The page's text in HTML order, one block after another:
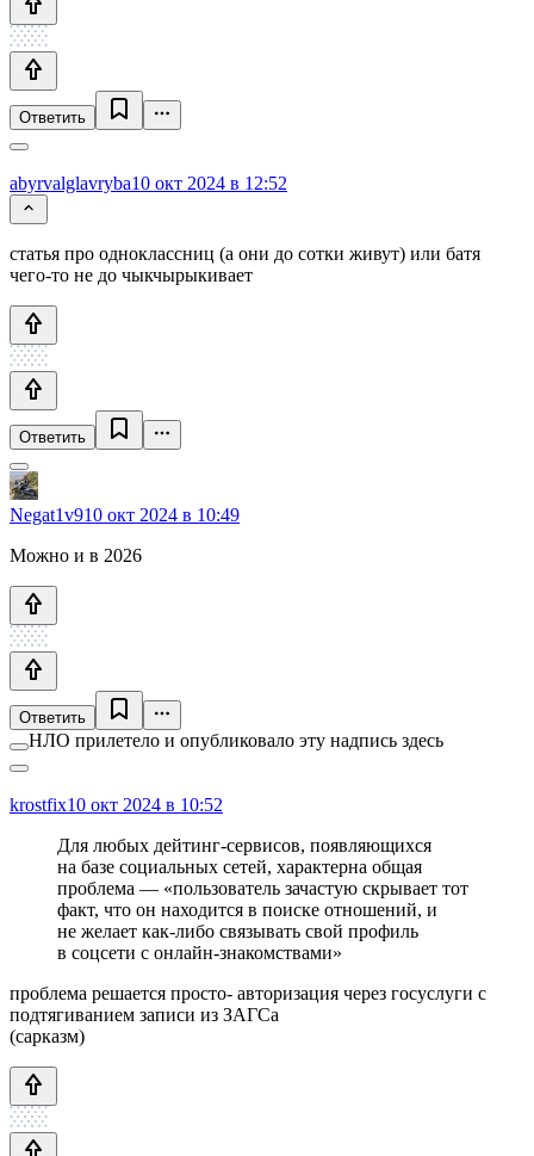
Ответить
abyrvalglavryba10 окт 2024 в 12:52
статья про одноклассниц (а они до сотки живут) или батя
чего-то не до чыкчырыкивает
Ответить
Negat1v910 окт 2024 в 10:49
Можно и в 2026
Ответить
НЛО прилетело и опубликовало эту надпись здесь
krostfix10 окт 2024 в 10:52
Для любых дейтинг‑сервисов, появляющихся
на базе социальных сетей, характерна общая
проблема — «пользователь зачастую скрывает тот
факт, что он находится в поиске отношений, и
не желает как‑либо связывать свой профиль
в соцсети с онлайн‑знакомствами»
проблема решается просто- авторизация через госуслуги с
подтягиванием записи из ЗАГСа
(сарказм)